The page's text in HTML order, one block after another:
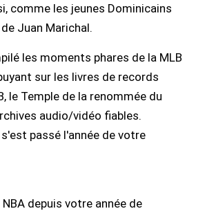
comme les jeunes Dominicains
Juan Marichal.
les moments phares de la MLB
sur les livres de records
le Temple de la renommée du
audio/vidéo fiables.
passé l'année de votre
depuis votre année de